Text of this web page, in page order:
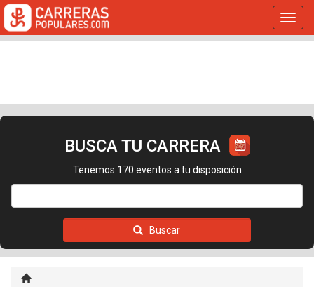
BUSCA TU CARRERA
Tenemos 170 eventos a tu disposición
Buscar